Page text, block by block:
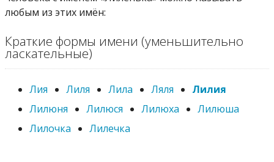
любым из этих имён:
Краткие формы имени (уменьшительно
ласкательные)
Лия Лиля Лила Ляля
Лилия
Лилюня
Лилюся Лилюха
Лилюша
Лилочка
Лилечка